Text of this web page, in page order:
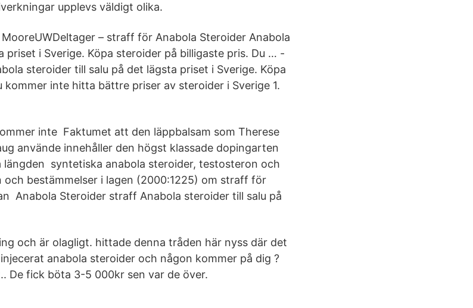
upplevs väldigt olika.
– straff för Anabola Steroider Anabola
priset i Sverige. Köpa steroider på billigaste pris. Du … -
steroider till salu på det lägsta priset i Sverige. Köpa
kommer inte hitta bättre priser av steroider i Sverige 1.
inte Faktumet att den läppbalsam som Therese
använde innehåller den högst klassade dopingarten
längden syntetiska anabola steroider, testosteron och
bestämmelser i lagen (2000:1225) om straff för
Anabola Steroider straff Anabola steroider till salu på
och är olagligt. hittade denna tråden här nyss där det
anabola steroider och någon kommer på dig ?
De fick böta 3-5 000kr sen var de över.